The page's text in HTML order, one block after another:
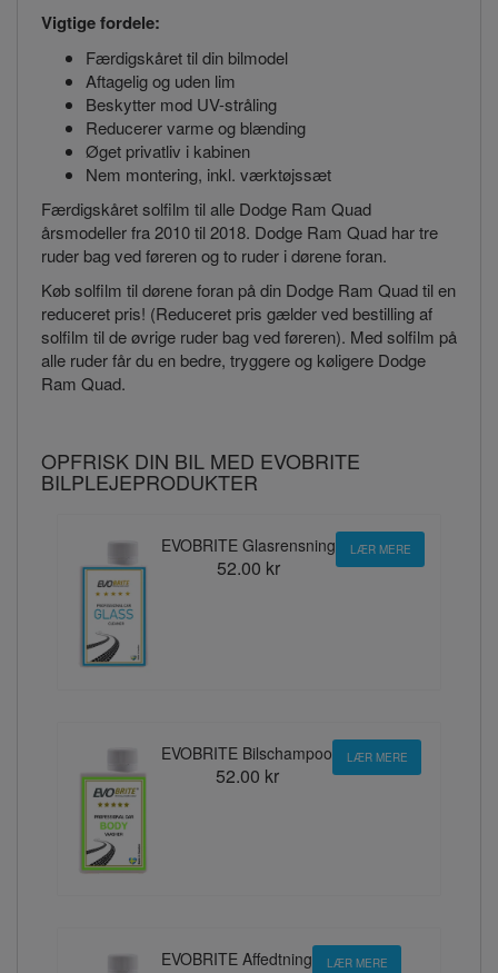
Vigtige fordele:
Færdigskåret til din bilmodel
Aftagelig og uden lim
Beskytter mod UV-stråling
Reducerer varme og blænding
Øget privatliv i kabinen
Nem montering, inkl. værktøjssæt
Færdigskåret solfilm til alle Dodge Ram Quad
årsmodeller fra 2010 til 2018. Dodge Ram Quad har tre
ruder bag ved føreren og to ruder i dørene foran.
Køb solfilm til dørene foran på din Dodge Ram Quad til en
reduceret pris! (Reduceret pris gælder ved bestilling af
solfilm til de øvrige ruder bag ved føreren). Med solfilm på
alle ruder får du en bedre, tryggere og køligere Dodge
Ram Quad.
OPFRISK DIN BIL MED EVOBRITE
BILPLEJEPRODUKTER
EVOBRITE Glasrensning
52.00 kr
LÆR MERE
EVOBRITE Bilschampoo
52.00 kr
LÆR MERE
EVOBRITE Affedtning LÆR MERE